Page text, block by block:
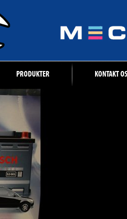
PRODUKTER KONTAKT